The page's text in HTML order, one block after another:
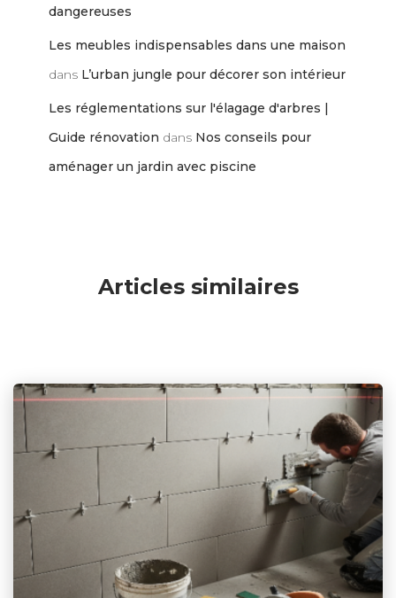
dangereuses
Les meubles indispensables dans une maison
dans L’urban jungle pour décorer son intérieur
Les réglementations sur l'élagage d'arbres |
Guide rénovation dans Nos conseils pour
aménager un jardin avec piscine
Articles similaires